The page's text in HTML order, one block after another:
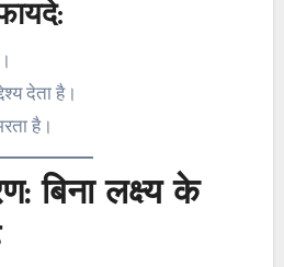
देता है।
है।
बिना लक्ष्य के